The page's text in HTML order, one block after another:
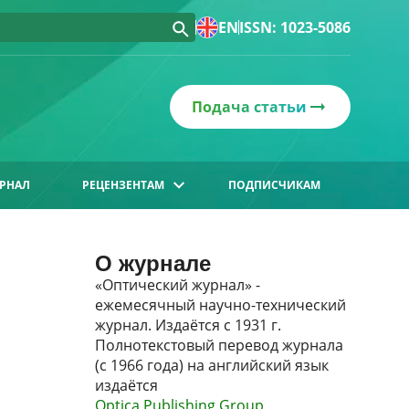
ENISSN: 1023-5086
Подача статьи
РЕЦЕНЗЕНТАМ ПОДПИСЧИКАМ
О журнале
«Оптический журнал» -
ежемесячный научно-технический
журнал. Издаётся с 1931 г.
Полнотекстовый перевод журнала
(с 1966 года) на английский язык
издаётся